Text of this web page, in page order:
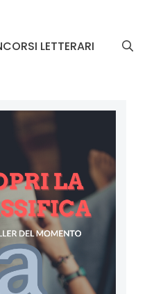
LETTERARI